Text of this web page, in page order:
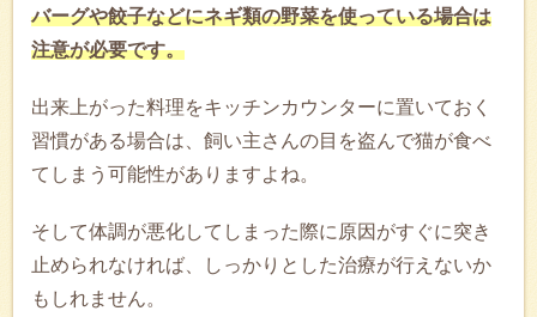
バーグや餃子などにネギ類の野菜を使っている場合は
注意が必要です。
出来上がった料理をキッチンカウンターに置いておく
習慣がある場合は、飼い主さんの目を盗んで猫が食べ
てしまう可能性がありますよね。
そして体調が悪化してしまった際に原因がすぐに突き
止められなければ、しっかりとした治療が行えないか
もしれません。